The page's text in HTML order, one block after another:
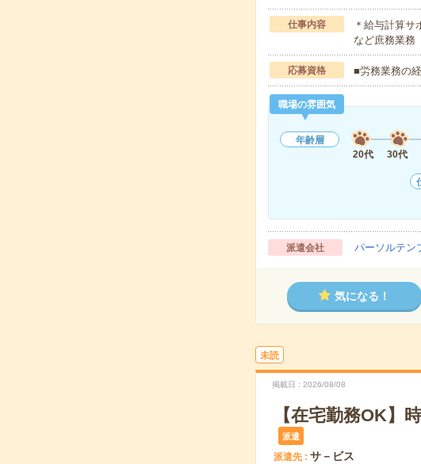
仕事内容
＊給与計算
など庶務業務
応募資格 ■労務業務の
職場の雰囲気
年齢層
20代
30代
派遣会社 パーソルテン
気になる！
未読
掲載日 2026/08/08
【在宅勤務OK】
派遣
派遣先 サ－ビス